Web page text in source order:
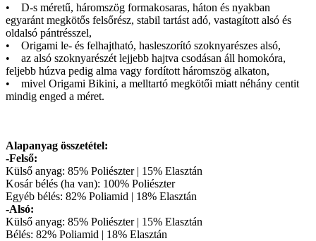
• D-s méretű, háromszög formakosaras, háton és nyakban
egyaránt megkötős felsőrész, stabil tartást adó, vastagított alsó és
oldalsó pántrésszel,
• Origami le- és felhajtható, hasleszorító szoknyarészes alsó,
• az alsó szoknyarészét lejjebb hajtva csodásan áll homokóra,
feljebb húzva pedig alma vagy fordított háromszög alkaton,
• mivel Origami Bikini, a melltartó megkötői miatt néhány centit
mindig enged a méret.
Alapanyag összetétel:
-Felső:
Külső anyag: 85% Poliészter | 15% Elasztán
Kosár bélés (ha van): 100% Poliészter
Egyéb bélés: 82% Poliamid | 18% Elasztán
-Alsó:
Külső anyag: 85% Poliészter | 15% Elasztán
Bélés: 82% Poliamid | 18% Elasztán